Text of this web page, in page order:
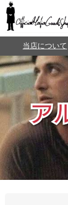
Twitterはこちら
カテゴリ
お知らせ
三分で学ぶマフィ
当店について